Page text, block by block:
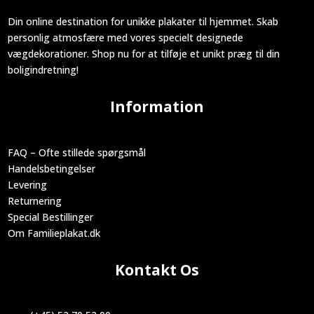
Din online destination for unikke plakater til hjemmet. Skab
personlig atmosfære med vores specielt designede
vægdekorationer. Shop nu for at tilføje et unikt præg til din
boligindretning!
Information
FAQ – Ofte stillede spørgsmål
Handelsbetingelser
Levering
Returnering
Special Bestillinger
Om Familieplakat.dk
Kontakt Os